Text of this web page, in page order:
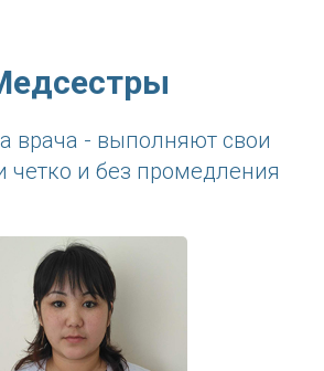
врача - выполняют свои
четко и без промедления